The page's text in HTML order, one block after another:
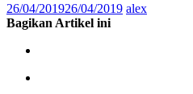
26/04/201926/04/2019 alex
Bagikan Artikel ini